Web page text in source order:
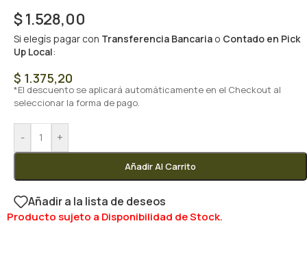
$1.528,00
Si elegís pagar con Transferencia Bancaria o Contado en Pick
Up Local:
$ 1.375,20
*El descuento se aplicará automáticamente en el Checkout al
seleccionar la forma de pago.
- +
Añadir Al Carrito
Añadir a la lista de deseos
Producto sujeto a Disponibilidad de Stock.